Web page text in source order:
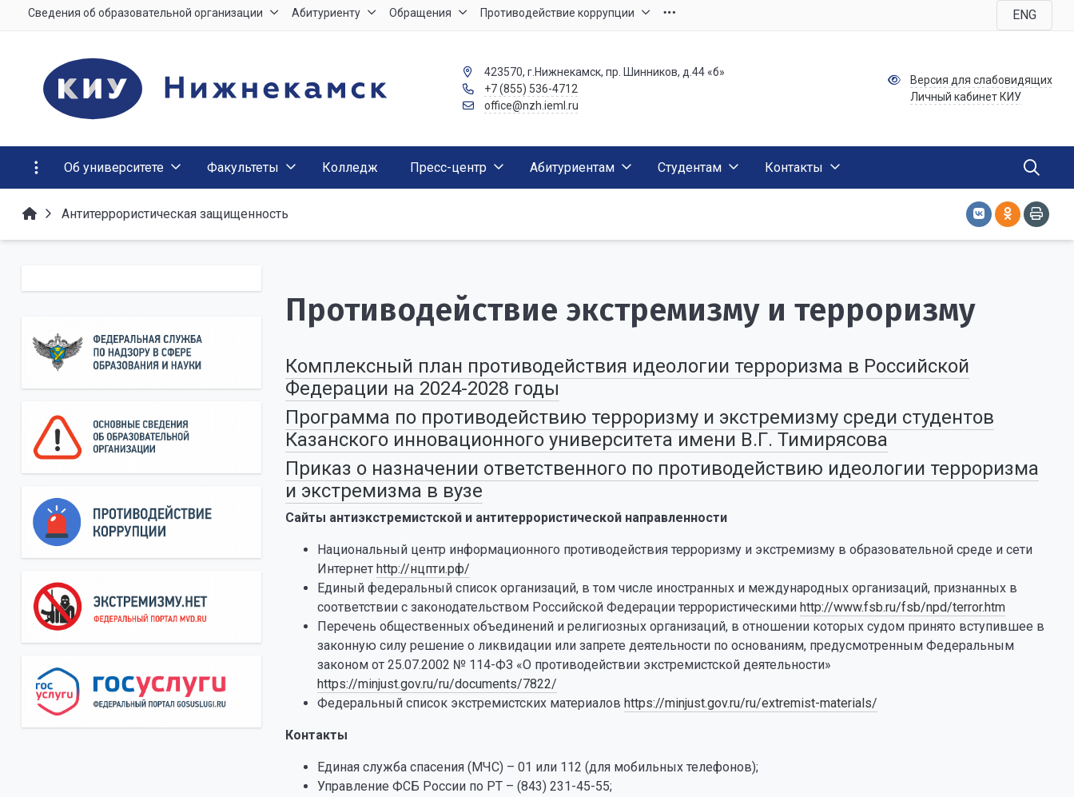
Сведения об образовательной организации Абитуриенту Обращения Противодействие коррупции ENG
423570, г.Нижнекамск, пр. Шинников, д.44 «б»
+7 (855) 536-4712
office@nzh.ieml.ru
Версия для слабовидящих
Личный кабинет КИУ
Об университете Факультеты Колледж Пресс-центр Абитуриентам Студентам Контакты
Антитеррористическая защищенность
Противодействие экстремизму и терроризму
Комплексный план противодействия идеологии терроризма в Российской
Федерации на 2024-2028 годы
Программа по противодействию терроризму и экстремизму среди студентов
Казанского инновационного университета имени В.Г. Тимирясова
Приказ о назначении ответственного по противодействию идеологии терроризма
и экстремизма в вузе
Сайты антиэкстремистской и антитеррористической направленности
Национальный центр информационного противодействия терроризму и экстремизму в образовательной среде и сети
Интернет http://нцпти.рф/
Единый федеральный список организаций, в том числе иностранных и международных организаций, признанных в
соответствии с законодательством Российской Федерации террористическими http://www.fsb.ru/fsb/npd/terror.htm
Перечень общественных объединений и религиозных организаций, в отношении которых судом принято вступившее в
законную силу решение о ликвидации или запрете деятельности по основаниям, предусмотренным Федеральным
законом от 25.07.2002 № 114-ФЗ «О противодействии экстремистской деятельности»
https://minjust.gov.ru/ru/documents/7822/
Федеральный список экстремистских материалов https://minjust.gov.ru/ru/extremist-materials/
Контакты
Единая служба спасения (МЧС) – 01 или 112 (для мобильных телефонов);
Управление ФСБ России по РТ – (843) 231-45-55;